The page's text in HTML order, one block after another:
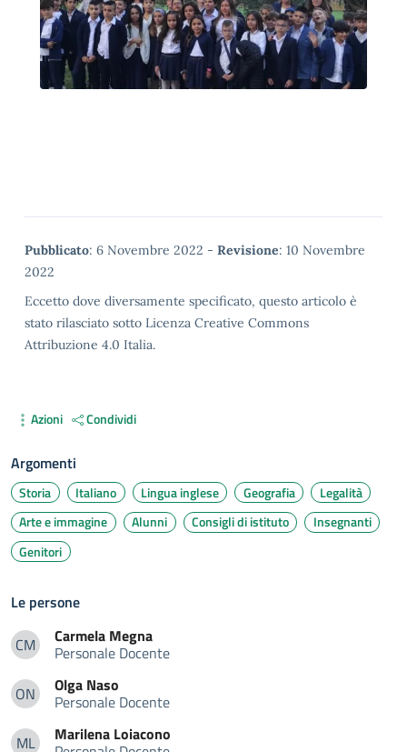
Metadata
Pubblicato: 6 Novembre 2022 - Revisione: 10 Novembre
2022
Eccetto dove diversamente specificato, questo articolo è
stato rilasciato sotto Licenza Creative Commons
Attribuzione 4.0 Italia.
Azioni Condividi
Argomenti
Storia Italiano Lingua inglese Geografia
Legalità
Arte e immagine
Alunni Consigli di istituto
Insegnanti
Genitori
Le persone
CMCarmela Megna
Carmela Megna
Personale Docente
ONOlga Naso
Olga Naso
Personale Docente
ML
Marilena Loiacono